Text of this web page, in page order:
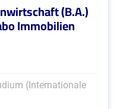
(B.A.)
Immobilien
(Internationale